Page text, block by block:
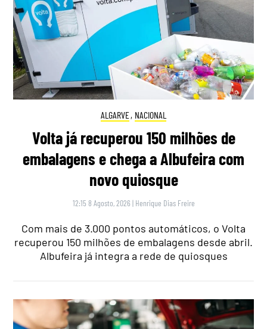
ALGARVE, NACIONAL
Volta já recuperou 150 milhões de
embalagens e chega a Albufeira com
novo quiosque
12:15 8 Agosto, 2026 | Henrique Dias Freire
Com mais de 3.000 pontos automáticos, o Volta
recuperou 150 milhões de embalagens desde abril.
Albufeira já integra a rede de quiosques